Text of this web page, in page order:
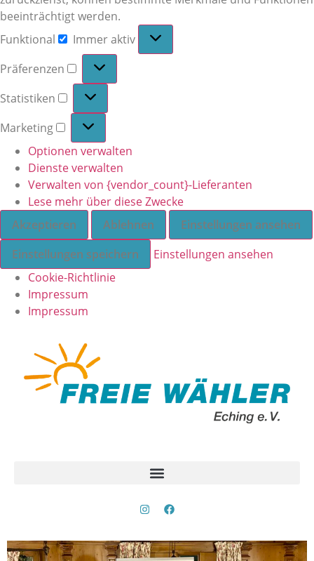
beeinträchtigt werden.
Funktional
Immer aktiv
Präferenzen
Statistiken
Marketing
Optionen verwalten
Dienste verwalten
Verwalten von {vendor_count}-Lieferanten
Lese mehr über diese Zwecke
Akzeptieren
Ablehnen
Einstellungen ansehen
Einstellungen speichern
Einstellungen ansehen
Cookie-Richtlinie
Impressum
Impressum